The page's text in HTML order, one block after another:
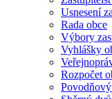
Usnesení
Rada obce
Výbory
Vyhlášky
Rozpočet